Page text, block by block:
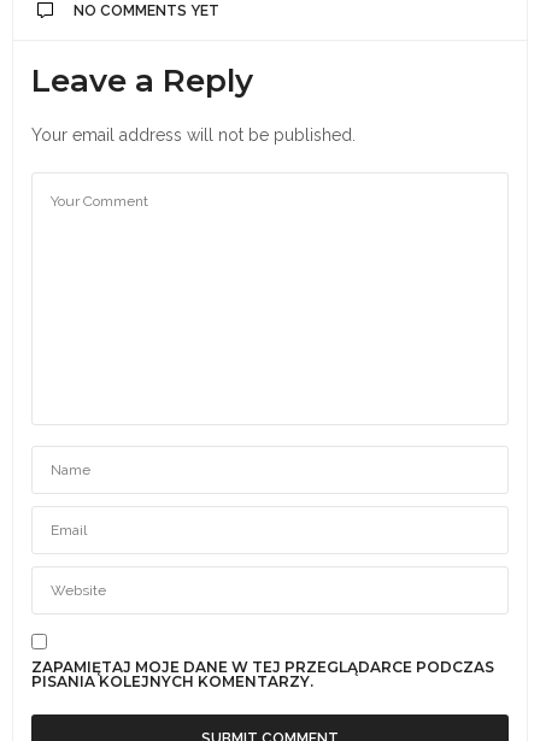
NO COMMENTS YET
Leave a Reply
Your email address will not be published.
ZAPAMIĘTAJ MOJE DANE W TEJ PRZEGLĄDARCE PODCZAS
PISANIA KOLEJNYCH KOMENTARZY.